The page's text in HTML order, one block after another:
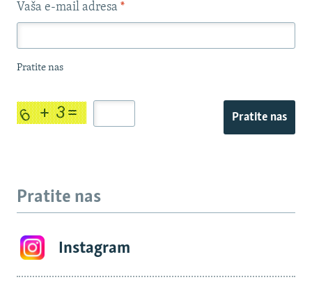
Vaša e-mail adresa *
Pratite nas
Pratite nas
Pratite nas
Instagram